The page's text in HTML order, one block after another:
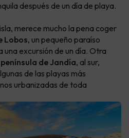
después de un día de playa.
merece mucho la pena coger
Lobos, un pequeño paraíso
excursión de un día. Otra
península de Jandía, al sur,
de las playas más
urbanizadas de toda